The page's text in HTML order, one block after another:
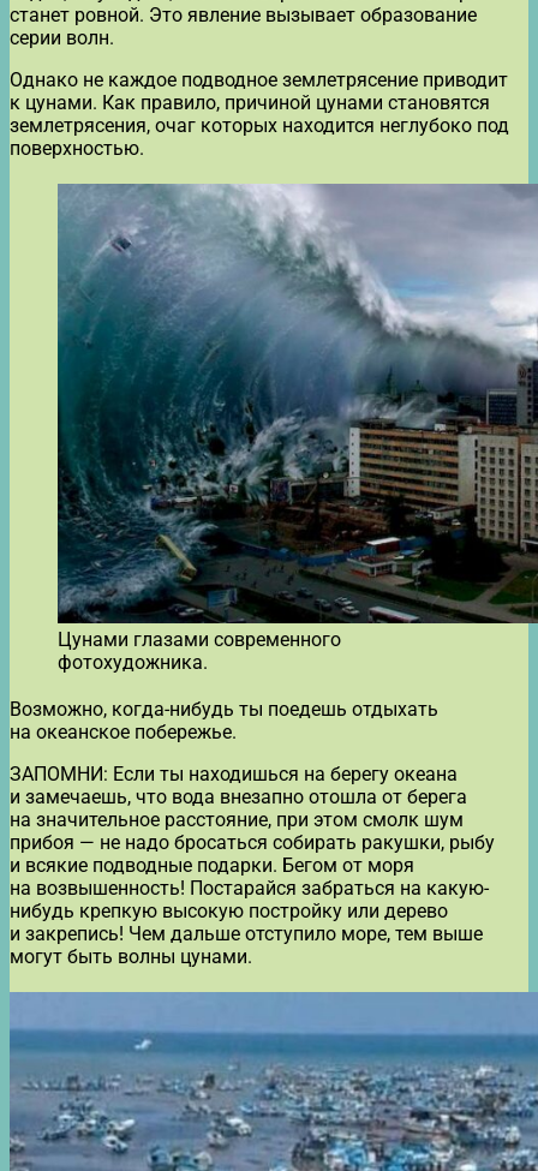
станет ровной. Это явление вызывает образование
серии волн.
Однако не каждое подводное землетрясение приводит
к цунами. Как правило, причиной цунами становятся
землетрясения, очаг которых находится неглубоко под
поверхностью.
Цунами глазами современного
фотохудожника.
Возможно, когда-нибудь ты поедешь отдыхать
на океанское побережье.
ЗАПОМНИ: Если ты находишься на берегу океана
и замечаешь, что вода внезапно отошла от берега
на значительное расстояние, при этом смолк шум
прибоя — не надо бросаться собирать ракушки, рыбу
и всякие подводные подарки. Бегом от моря
на возвышенность! Постарайся забраться на какую-
нибудь крепкую высокую постройку или дерево
и закрепись! Чем дальше отступило море, тем выше
могут быть волны цунами.